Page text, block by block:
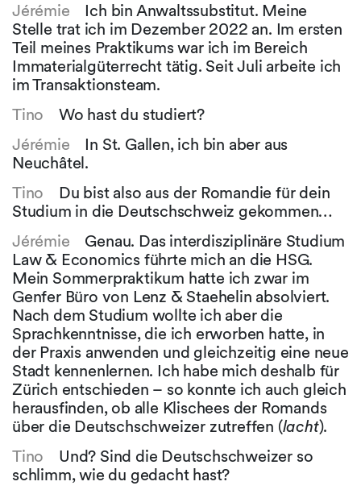
Jérémie
Ich bin Anwaltssubstitut. Meine
Stelle trat ich im Dezember 2022 an. Im ersten
Teil meines Praktikums war ich im Bereich
Immaterialgüterrecht tätig. Seit Juli arbeite ich
im Transaktionsteam.
Tino
Wo hast du studiert?
Jérémie
In St. Gallen, ich bin aber aus
Neuchâtel.
Tino
Du bist also aus der Romandie für dein
Studium in die Deutschschweiz gekommen…
Jérémie
Genau. Das interdisziplinäre Studium
Law & Economics führte mich an die HSG.
Mein Sommerpraktikum hatte ich zwar im
Genfer Büro von Lenz & Staehelin absolviert.
Nach dem Studium wollte ich aber die
Sprachkenntnisse, die ich erworben hatte, in
der Praxis anwenden und gleichzeitig eine neue
Stadt kennenlernen. Ich habe mich deshalb für
Zürich entschieden – so konnte ich auch gleich
herausfinden, ob alle Klischees der Romands
über die Deutschschweizer zutreffen (lacht).
Tino
Und? Sind die Deutschschweizer so
schlimm, wie du gedacht hast?